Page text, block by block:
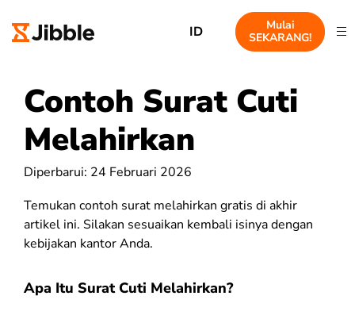
ID
Mulai
SEKARANG!
Contoh Surat Cuti
Melahirkan
Diperbarui: 24 Februari 2026
Temukan contoh surat melahirkan gratis di akhir
artikel ini. Silakan sesuaikan kembali isinya dengan
kebijakan kantor Anda.
Apa Itu Surat Cuti Melahirkan?